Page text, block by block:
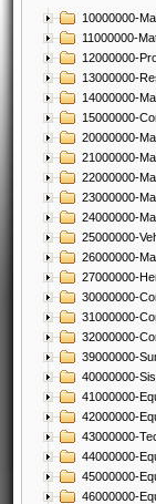
10000000-
11000000-
12000000-
13000000-
14000000-
15000000-
20000000-
21000000-
22000000-
23000000-
24000000-
25000000-
26000000-
27000000-
30000000-
31000000-
32000000-
39000000-
40000000-
41000000-
42000000-
43000000-
44000000-
45000000-
46000000-